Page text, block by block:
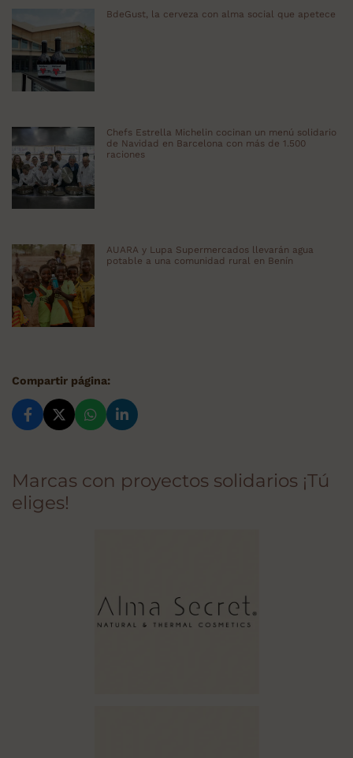
BdeGust, la cerveza con alma social que apetece
Chefs Estrella Michelin cocinan un menú solidario
de Navidad en Barcelona con más de 1.500
raciones
AUARA y Lupa Supermercados llevarán agua
potable a una comunidad rural en Benín
Compartir página:
Marcas con proyectos solidarios ¡Tú
eliges!